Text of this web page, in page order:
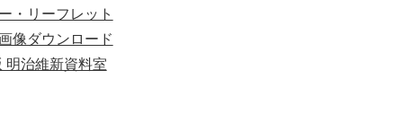
・リーフレット
像ダウンロード
明治維新資料室